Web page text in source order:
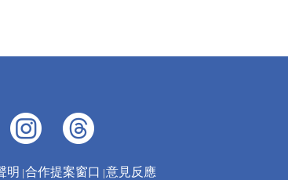
明 合作提案窗口 意見反應